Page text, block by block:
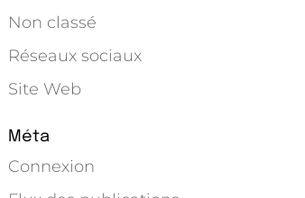
Non classé
Réseaux sociaux
Site Web
Méta
Connexion